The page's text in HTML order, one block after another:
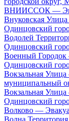
ВНИИССОК —
Внуковская
Одинцовский
Водолей
Одинцовский
Военный
Одинцовский
Вокзальная
муниципальный
Вокзальная
Одинцовский
Волково —
Волна